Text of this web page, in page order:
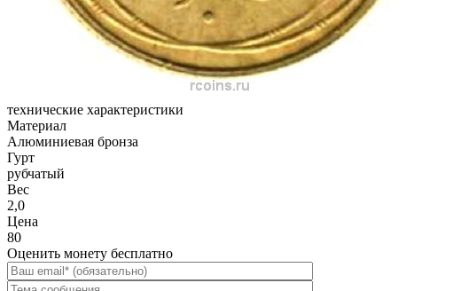
технические характеристики
Материал
Алюминиевая бронза
Гурт
рубчатый
Вес
2,0
Цена
80
Оценить монету бесплатно